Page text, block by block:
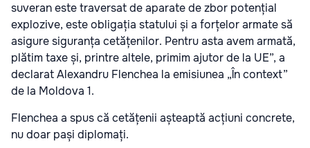
suveran este traversat de aparate de zbor potențial
explozive, este obligația statului și a forțelor armate să
asigure siguranța cetățenilor. Pentru asta avem armată,
plătim taxe și, printre altele, primim ajutor de la UE”, a
declarat Alexandru Flenchea la emisiunea „În context”
de la Moldova 1.
Flenchea a spus că cetățenii așteaptă acțiuni concrete,
nu doar pași diplomați.